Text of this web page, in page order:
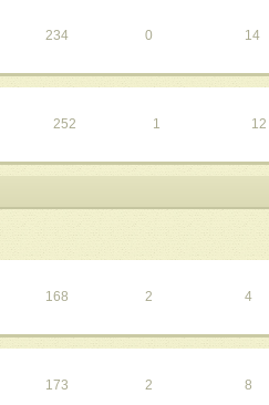
234 0 14
252 1 12
168 2 4
173 2 8